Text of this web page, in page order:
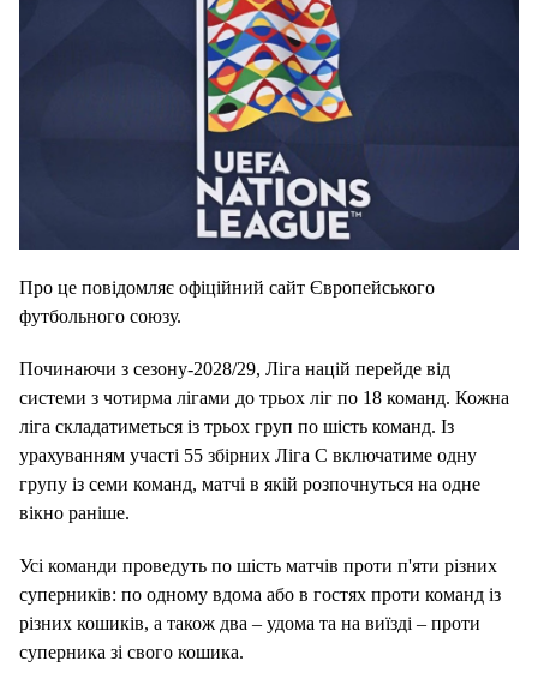
Про це повідомляє офіційний сайт Європейського
футбольного союзу.
Починаючи з сезону-2028/29, Ліга націй перейде від
системи з чотирма лігами до трьох ліг по 18 команд. Кожна
ліга складатиметься із трьох груп по шість команд. Із
урахуванням участі 55 збірних Ліга C включатиме одну
групу із семи команд, матчі в якій розпочнуться на одне
вікно раніше.
Усі команди проведуть по шість матчів проти п'яти різних
суперників: по одному вдома або в гостях проти команд із
різних кошиків, а також два – удома та на виїзді – проти
суперника зі свого кошика.